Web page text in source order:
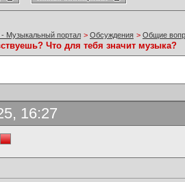
- Музыкальный портал > Обсуждения > Общие
Что для тебя значит музыка?
16:27